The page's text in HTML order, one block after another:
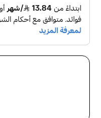
الهرتز : 50/60Hz
زاوية انعكاس : 0.98
ضمان لمدة : 3 سنوات